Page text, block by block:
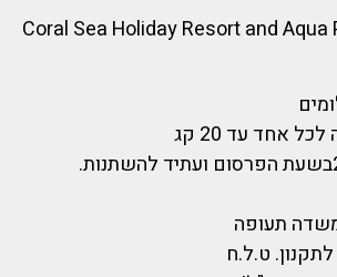
אחד עד 20 קג
ט.ל.ח